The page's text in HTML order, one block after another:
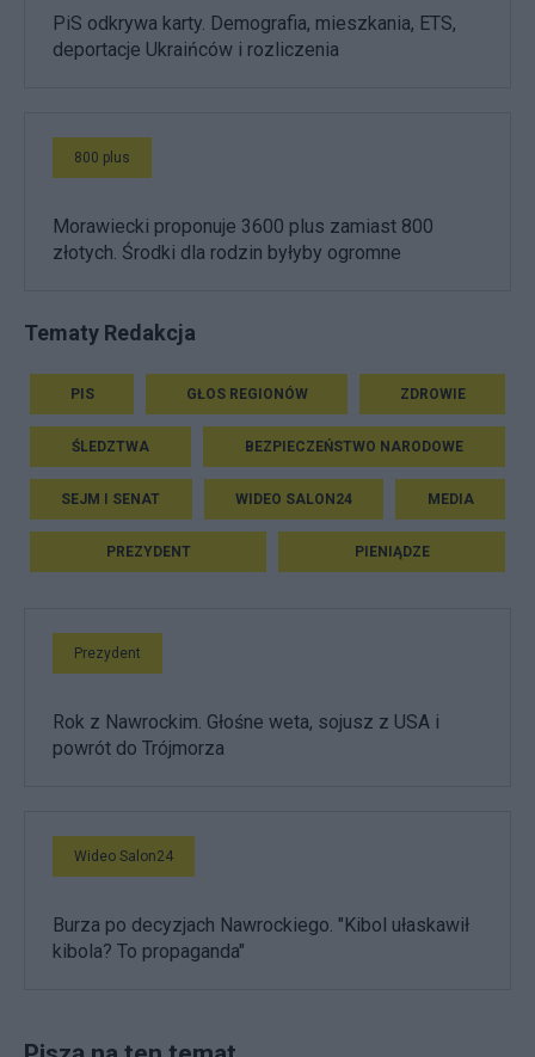
PiS odkrywa karty. Demografia, mieszkania, ETS,
deportacje Ukraińców i rozliczenia
800 plus
Morawiecki proponuje 3600 plus zamiast 800
złotych. Środki dla rodzin byłyby ogromne
Tematy Redakcja
PIS GŁOS REGIONÓW ZDROWIE
ŚLEDZTWA BEZPIECZEŃSTWO NARODOWE
SEJM I SENAT WIDEO SALON24 MEDIA
PREZYDENT PIENIĄDZE
Prezydent
Rok z Nawrockim. Głośne weta, sojusz z USA i
powrót do Trójmorza
Wideo Salon24
Burza po decyzjach Nawrockiego. "Kibol ułaskawił
kibola? To propaganda"